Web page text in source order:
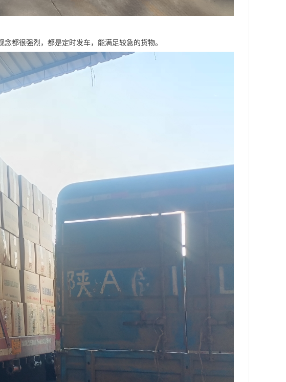
都很强烈，都是定时发车，能满足较急的货物。